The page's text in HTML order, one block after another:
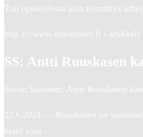
Tuli opiskellessa aina törmättyä
http s://www.mtvuutiset.fi › artikkeli
SS: Antti Ruuskasen
Savon Sanomat: Antti Ruuskasen
22.6.2021 — Ruuskanen on
heitti vain …